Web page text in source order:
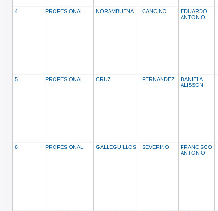
4 PROFESIONAL NORAMBUENA CANCINO
EDUARDO
ANTONIO
5 PROFESIONAL CRUZ FERNANDEZ
DANIELA
ALISSON
6 PROFESIONAL GALLEGUILLOS SEVERINO
FRANCISCO
ANTONIO